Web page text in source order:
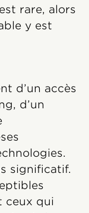
rare, alors
y est
d’un accès
d’un
significatif.
ceux qui